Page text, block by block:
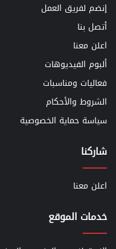
إنضم لفريق العمل
أتصل بنا
اعلن معنا
ألبوم الفيديوهات
فعاليات ومناسبات
الشروط والأحكام
سياسة حماية الخصوصية
شاركنا
اعلن معنا
خدمات الموقع